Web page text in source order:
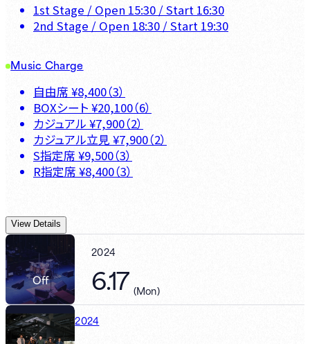
1st Stage / Open 15:30 / Start 16:30
2nd Stage / Open 18:30 / Start 19:30
Music Charge
自由席 ¥8,400（3）
BOXシート ¥20,100（6）
カジュアル ¥7,900（2）
カジュアル立見 ¥7,900（2）
S指定席 ¥9,500（3）
R指定席 ¥8,400（3）
View Details
Off
2024
6.17 (Mon)
2024